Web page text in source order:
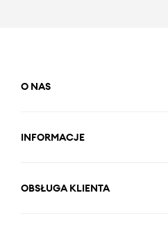
O NAS
INFORMACJE
OBSŁUGA KLIENTA